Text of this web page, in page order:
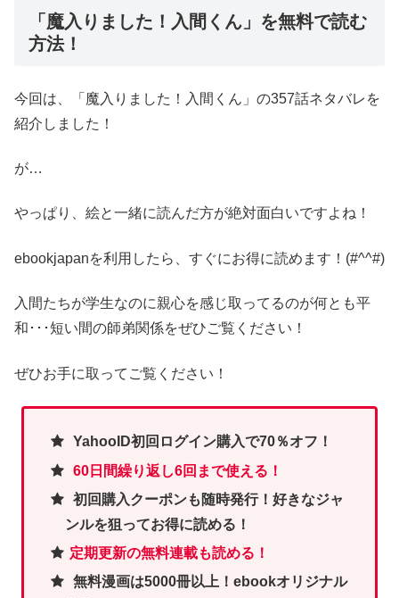
「魔入りました！入間くん」を無料で読む
方法！
今回は、「魔入りました！入間くん」の357話ネタバレを
紹介しました！
が…
やっぱり、絵と一緒に読んだ方が絶対面白いですよね！
ebookjapanを利用したら、すぐにお得に読めます！(#^^#)
入間たちが学生なのに親心を感じ取ってるのが何とも平
和･･･短い間の師弟関係をぜひご覧ください！
ぜひお手に取ってご覧ください！
YahooID初回ログイン購入で70％オフ！
60日間繰り返し6回まで使える！
初回購入クーポンも随時発行！好きなジャ
ンルを狙ってお得に読める！
定期更新の無料連載も読める！
無料漫画は5000冊以上！ebookオリジナル